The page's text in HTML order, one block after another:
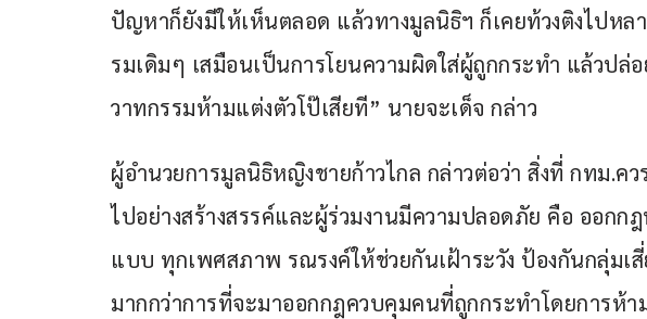
ปัญหาก็ยังมีให้เห็นตลอด แล้วทางมูลนิธิฯ ก็เคยท้วงติงไปหล
รมเดิมๆ เสมือนเป็นการโยนความผิดใส่ผู้ถูกกระทำ แล้วปล่
วาทกรรมห้ามแต่งตัวโป๊เสียที” นายจะเด็จ กล่าว
ผู้อำนวยการมูลนิธิหญิงชายก้าวไกล กล่าวต่อว่า สิ่งที่ กทม.ค
ไปอย่างสร้างสรรค์และผู้ร่วมงานมีความปลอดภัย คือ ออกก
แบบ ทุกเพศสภาพ รณรงค์ให้ช่วยกันเฝ้าระวัง ป้องกันกลุ่ม
มากกว่าการที่จะมาออกกฎควบคุมคนที่ถูกกระทำโดยการห้า